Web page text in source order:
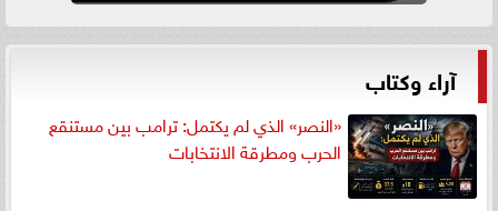
آراء وكتاب
«النصر» الذي لم يكتمل: ترامب بين مستنقع
الحرب ومطرقة الانتخابات